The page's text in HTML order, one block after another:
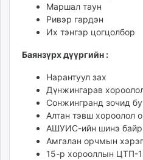
mglradio.com
fact.mn
tumen.mn
shuum.mn
times.mn
tvmongolia.mn
mass.mn
unegui.mn
assa.mn
Маршал таун
Ривэр гардэн
Их тэнгэр цогцолбор
Баянзүрх дүүргийн :
Нарантуул зах
Дүнжингарав
Сонжингранд зочид
Алтан тэвш хороолол
АШУИС-ийн шинэ байр
Амгалан орчмын
15-р хорооллын ЦТП-